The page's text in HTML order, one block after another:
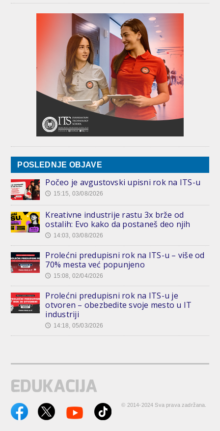
POSLEDNJE OBJAVE
Počeo je avgustovski upisni rok na ITS-u
🕔 15:15, 03/08/2026
Kreativne industrije rastu 3x brže od
ostalih: Evo kako da postaneš deo njih
🕔 14:03, 03/08/2026
Prolećni predupisni rok na ITS-u – više od
70% mesta već popunjeno
🕔 15:08, 02/04/2026
Prolećni predupisni rok na ITS-u je
otvoren – obezbedite svoje mesto u IT
industriji
🕔 14:18, 05/03/2026
© 2014-2024 Sva prava zadržana.